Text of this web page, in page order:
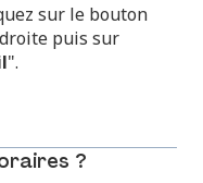
sur le bouton
puis sur
".
?